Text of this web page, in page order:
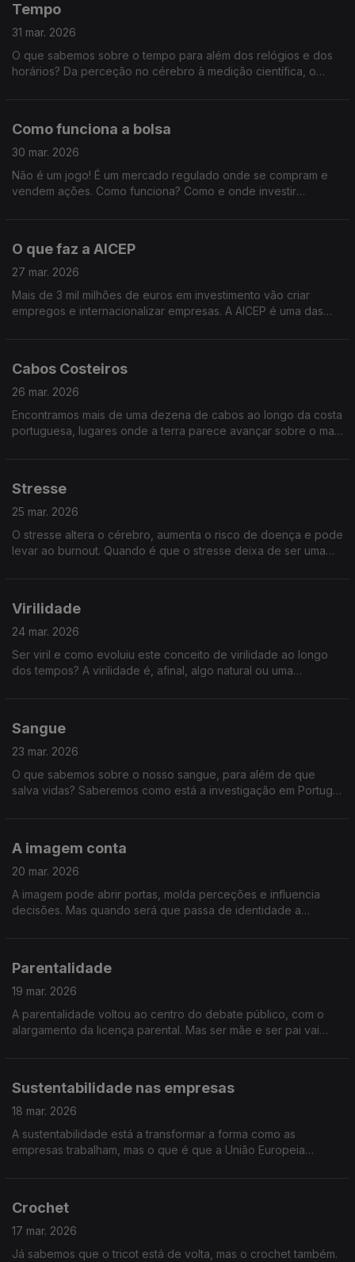
Tempo
31 mar. 2026
O que sabemos sobre o tempo para além dos relógios e dos
horários? Da perceção no cérebro à medição científica, o
Como funciona a bolsa
30 mar. 2026
Não é um jogo! É um mercado regulado onde se compram e
vendem ações. Como funciona? Como e onde investir
O que faz a AICEP
27 mar. 2026
Mais de 3 mil milhões de euros em investimento vão criar
empregos e internacionalizar empresas. A AICEP é uma das
Cabos Costeiros
26 mar. 2026
Encontramos mais de uma dezena de cabos ao longo da costa
portuguesa, lugares onde a terra parece avançar sobre o mar
Stresse
25 mar. 2026
O stresse altera o cérebro, aumenta o risco de doença e pode
levar ao burnout. Quando é que o stresse deixa de ser uma
Virilidade
24 mar. 2026
Ser viril e como evoluiu este conceito de virilidade ao longo
dos tempos? A virilidade é, afinal, algo natural ou uma
Sangue
23 mar. 2026
O que sabemos sobre o nosso sangue, para além de que
salva vidas? Saberemos como está a investigação em Portugal
A imagem conta
20 mar. 2026
A imagem pode abrir portas, molda perceções e influencia
decisões. Mas quando será que passa de identidade a
Parentalidade
19 mar. 2026
A parentalidade voltou ao centro do debate público, com o
alargamento da licença parental. Mas ser mãe e ser pai vai
Sustentabilidade nas empresas
18 mar. 2026
A sustentabilidade está a transformar a forma como as
empresas trabalham, mas o que é que a União Europeia
Crochet
17 mar. 2026
Já sabemos que o tricot está de volta, mas o crochet também.